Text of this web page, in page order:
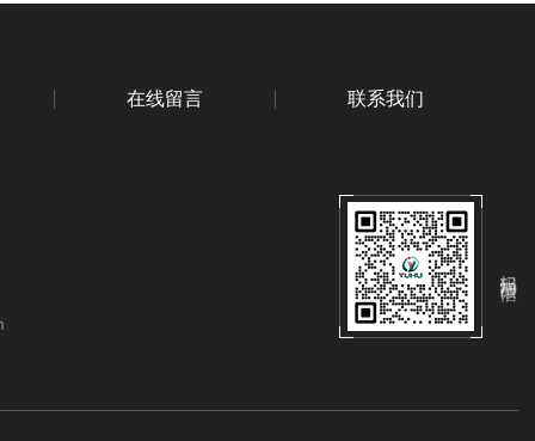
在线留言 联系我们